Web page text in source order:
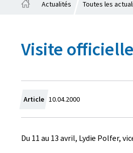
u
e
Actualités Toutes les
Visite
Article C
r
é
10.04.2000
Du 11 au 13 avril, Lydie Polfer,